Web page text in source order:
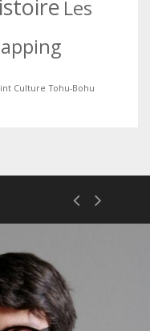
Les
Culture Tohu-Bohu